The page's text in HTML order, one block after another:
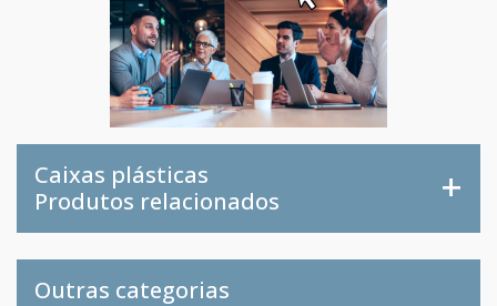
Caixas plásticas
Produtos relacionados
Outras categorias